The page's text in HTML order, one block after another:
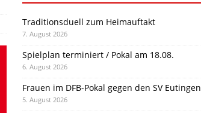
Traditionsduell zum Heimauftakt
7. August 2026
Spielplan terminiert / Pokal am 18.08.
6. August 2026
Frauen im DFB-Pokal gegen den SV Eutingen
5. August 2026